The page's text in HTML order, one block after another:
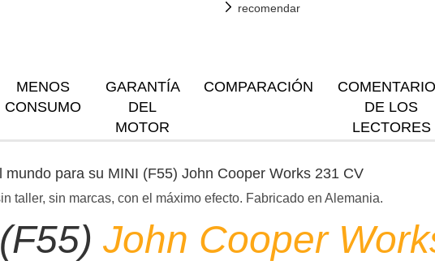
recomendar
MENOS
CONSUMO
GARANTÍA
DEL
MOTOR
COMPARACIÓN
DE LOS
LECTORES
para su MINI (F55) John Cooper Works 231 CV
taller, sin marcas, con el máximo efecto. Fabricado en Alemania.
John Cooper